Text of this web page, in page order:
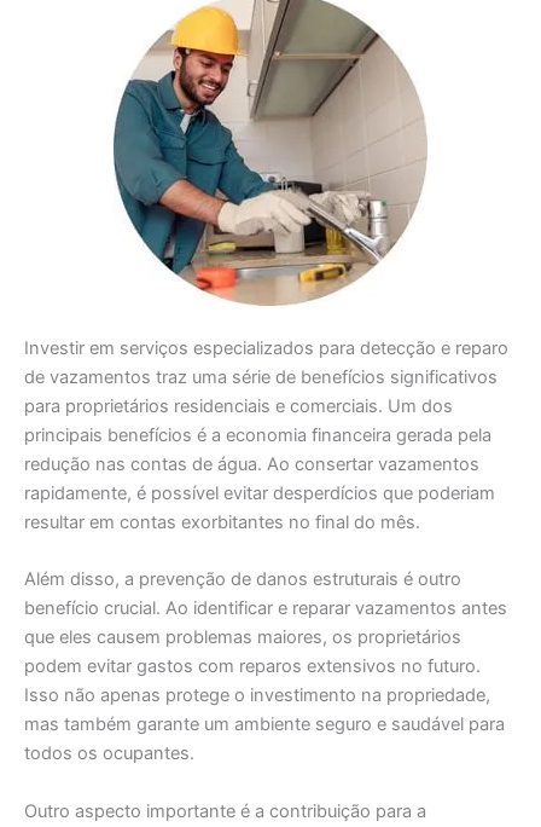
Investir em serviços especializados para detecção e reparo
de vazamentos traz uma série de benefícios significativos
para proprietários residenciais e comerciais. Um dos
principais benefícios é a economia financeira gerada pela
redução nas contas de água. Ao consertar vazamentos
rapidamente, é possível evitar desperdícios que poderiam
resultar em contas exorbitantes no final do mês.
Além disso, a prevenção de danos estruturais é outro
benefício crucial. Ao identificar e reparar vazamentos antes
que eles causem problemas maiores, os proprietários
podem evitar gastos com reparos extensivos no futuro.
Isso não apenas protege o investimento na propriedade,
mas também garante um ambiente seguro e saudável para
todos os ocupantes.
Outro aspecto importante é a contribuição para a